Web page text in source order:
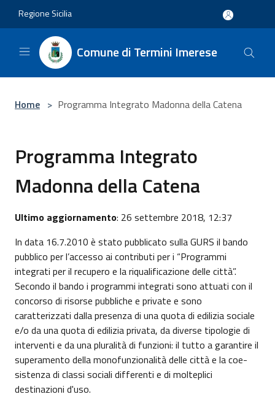
Regione Sicilia
Comune di Termini Imerese
Home > Programma Integrato Madonna della Catena
Programma Integrato
Madonna della Catena
Ultimo aggiornamento: 26 settembre 2018, 12:37
In data 16.7.2010 è stato pubblicato sulla GURS il bando
pubblico per l’accesso ai contributi per i “Programmi
integrati per il recupero e la riqualificazione delle città”.
Secondo il bando i programmi integrati sono attuati con il
concor­so di risorse pubbliche e private e sono
caratterizzati dalla presenza di una quota di edilizia sociale
e/o da una quota di edilizia privata, da diverse tipologie di
interventi e da una pluralità di funzioni: il tutto a garantire il
superamento della monofunzionalità delle città e la coe­
sistenza di classi sociali differenti e di molteplici
destinazioni d'uso.